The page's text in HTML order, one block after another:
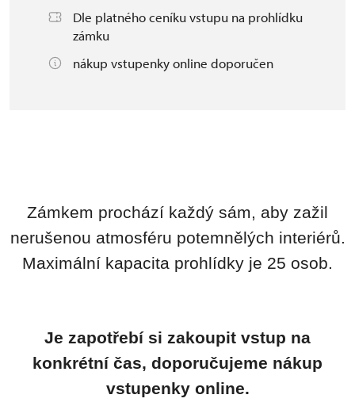
Dle platného ceníku vstupu na prohlídku
zámku
nákup vstupenky online doporučen
Zámkem prochází každý sám, aby zažil
nerušenou atmosféru potemnělých interiérů.
Maximální kapacita prohlídky je 25 osob.
Je zapotřebí si zakoupit vstup na
konkrétní čas, doporučujeme nákup
vstupenky online.